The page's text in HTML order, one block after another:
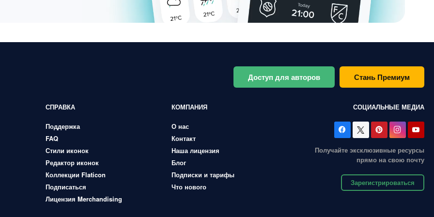
Доступ для авторов Стань Премиум
СПРАВКА
Поддержка
FAQ
Стили иконок
Редактор иконок
Коллекции Flaticon
Подписаться
Лицензия Merchandising
КОМПАНИЯ
О нас
Контакт
Наша лицензия
Блог
Подписки и тарифы
Что нового
СОЦИАЛЬНЫЕ МЕДИА
Получайте эксклюзивные ресурсы
прямо на свою почту
Зарегистрироваться